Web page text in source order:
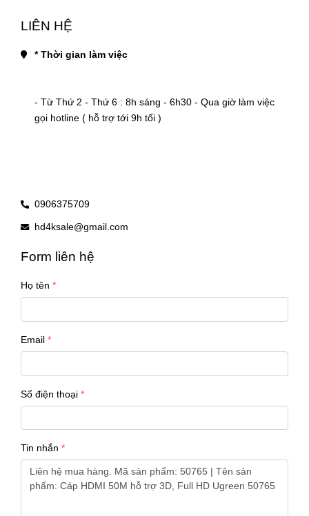
LIÊN HỆ
* Thời gian làm việc
- Từ Thứ 2 - Thứ 6 : 8h sáng - 6h30 - Qua giờ làm việc
gọi hotline ( hỗ trợ tới 9h tối )
0906375709
hd4ksale@gmail.com
Form liên hệ
Họ tên
Email
Số điện thoại
Tin nhắn